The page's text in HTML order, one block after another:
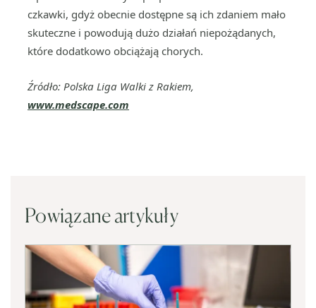
czkawki, gdyż obecnie dostępne są ich zdaniem mało
skuteczne i powodują dużo działań niepożądanych,
które dodatkowo obciążają chorych.
Źródło: Polska Liga Walki z Rakiem,
www.medscape.com
Powiązane artykuły